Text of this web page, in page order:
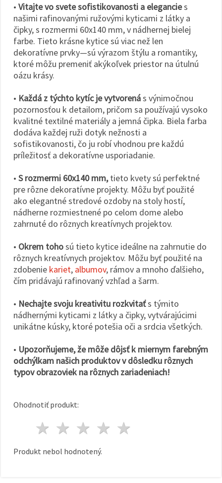
• Vitajte vo svete sofistikovanosti a elegancies
našimi rafinovanými ružovými kyticami z látky a
čipky, s rozmermi 60x140 mm, v nádhernej bielej
farbe. Tieto krásne kytice sú viac než len
dekoratívne prvky—sú výrazom štýlu a romantiky,
ktoré môžu premeniť akýkoľvek priestor na útulnú
oázu krásy.
• Každá z týchto kytíc je vytvorenás výnimočnou
pozornosťou k detailom, pričom sa používajú vysoko
kvalitné textilné materiály a jemná čipka. Biela farba
dodáva každej ruži dotyk nežnosti a
sofistikovanosti, čo ju robí vhodnou pre každú
príležitosť a dekoratívne usporiadanie.
• S rozmermi 60x140 mm,tieto kvety sú perfektné
pre rôzne dekoratívne projekty. Môžu byť použité
ako elegantné stredové ozdoby na stoly hostí,
nádherne rozmiestnené po celom dome alebo
zahrnuté do rôznych kreatívnych projektov.
• Okrem tohosú tieto kytice ideálne na zahrnutie do
rôznych kreatívnych projektov. Môžu byť použité na
zdobenie kariet, albumov, rámov a mnoho ďalšieho,
čím pridávajú rafinovaný vzhľad a šarm.
• Nechajte svoju kreativitu rozkvitaťs týmito
nádhernými kyticami z látky a čipky, vytvárajúcimi
unikátne kúsky, ktoré potešia oči a srdcia všetkých.
• Upozorňujeme, že môže dôjsť k miernym farebným
odchýlkam našich produktov v dôsledku rôznych
typov obrazoviek na rôznych zariadeniach!
Ohodnotiť produkt:
4 hviezdy
3 hviezdy
2 hviezdy
1 hviezda
Produkt nebol hodnotený.